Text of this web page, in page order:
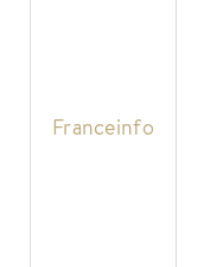
Franceinfo